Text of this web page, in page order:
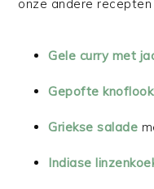
onze andere
Gele curry met
Gepofte
Griekse salade
Indiase